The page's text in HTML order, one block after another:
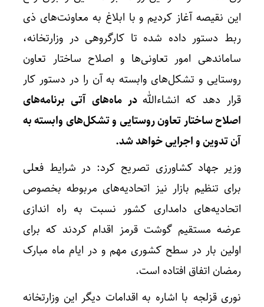
این نقیصه آغاز کردیم و با ابلاغ به معاونت‌های ذی
ربط دستور داده شده تا کارگروهی در وزارتخانه،
ساماندهی امور تعاونی‌ها و اصلاح ساختار تعاون
روستایی و تشکل‌های وابسته به آن را در دستور کار
قرار دهد که انشاءاللهدر ماه‌های آتی برنامه‌های
اصلاح ساختار تعاون روستایی و تشکل‌های وابسته به
آن تدوین و اجرایی خواهد شد.
وزیر جهاد کشاورزی تصریح کرد: در شرایط فعلی
برای تنظیم بازار نیز اتحادیه‌های مربوطه بخصوص
اتحادیه‌های دامداری کشور نسبت به راه اندازی
عرضه مستقیم گوشت قرمز اقدام کردند که برای
اولین بار در سطح کشوری مهم و در ایام ماه مبارک
رمضان اتفاق افتاده است.
نوری قزلجه با اشاره به اقدامات دیگر این وزارتخانه